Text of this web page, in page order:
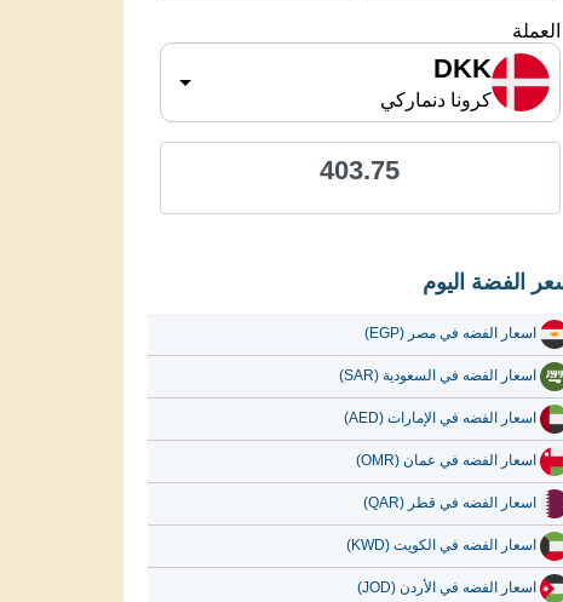
العملة
DKK
كرونا دنماركي
403.75
الفضة اليوم
اسعار الفضه في مصر (EGP)
اسعار الفضه في السعودية (SAR)
اسعار الفضه في الإمارات (AED)
اسعار الفضه في عمان (OMR)
اسعار الفضه في قطر (QAR)
اسعار الفضه في الكويت (KWD)
اسعار الفضه في الأردن (JOD)